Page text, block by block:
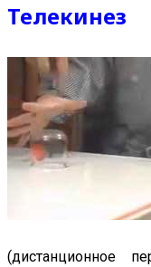
Телекинез
(дистанционное